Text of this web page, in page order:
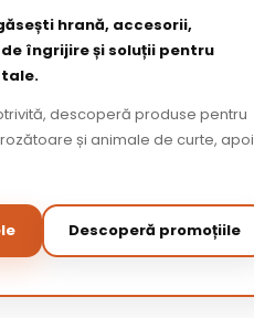
hrană, accesorii,
îngrijire și soluții pentru
descoperă produse pentru
și animale de curte, apoi
Descoperă promoțiile